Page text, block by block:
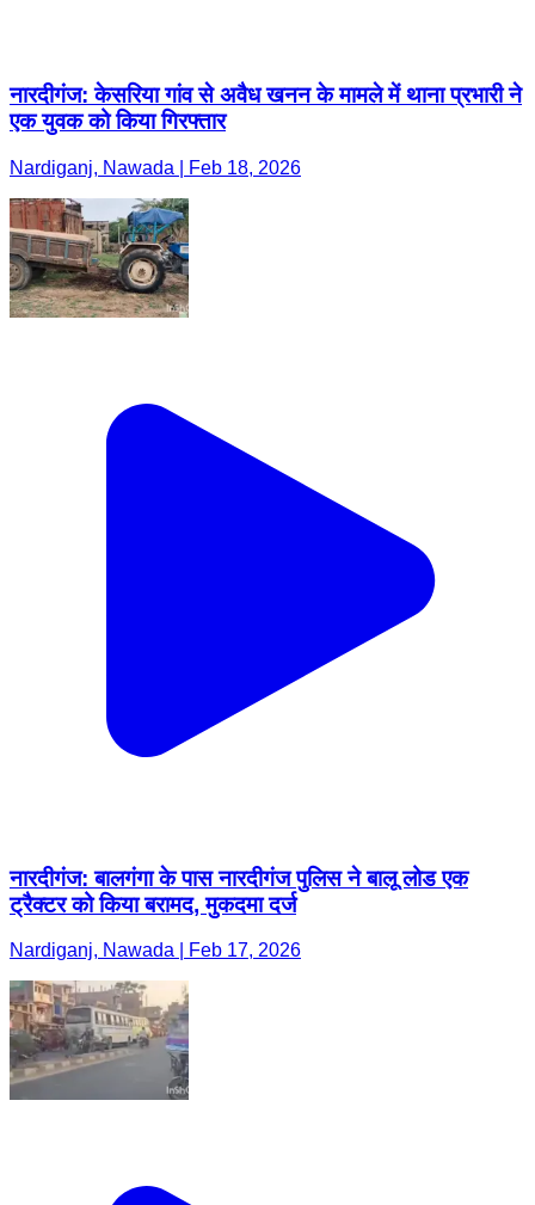
नारदीगंज: केसरिया गांव से अवैध खनन के मामले में थाना प्रभारी ने
एक युवक को किया गिरफ्तार
Nardiganj, Nawada | Feb 18, 2026
नारदीगंज: बालगंगा के पास नारदीगंज पुलिस ने बालू लोड एक
ट्रैक्टर को किया बरामद, मुकदमा दर्ज
Nardiganj, Nawada | Feb 17, 2026